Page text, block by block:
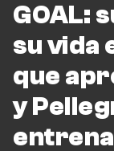
GOAL:
su vida
que
y